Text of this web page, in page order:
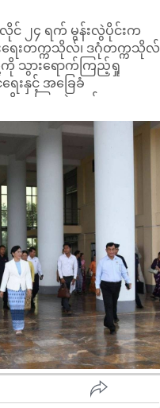
င် ၂၄ ရက် မွန်းလွဲပိုင်းက
ရေးတက္ကသိုလ်၊ ဒဂုံတက္ကသိုလ်
သွားရောက်ကြည့်ရှု
းနှင့် အခြေခံ
မှာကြားခဲ့သည်။
သား၊ ကျောင်းသူများ၏
အနားယူနိုင်ရေးအတွက်
နှင့် တက္ကသိုလ်
ည့်ရှုစစ်ဆေးပြီး
အသွေးပြည့်မီစွာ
ရွက်ရန် မှာကြားခဲ့သည်။
းသား၊ ကျောင်းသူများ၏
ရေးကို အထောက်အကူပြု
ောင်ရန်နှင့် အားကစား၊
ျားကို လိုအပ်ချက်နှင့်အညီ
း မှာကြားခဲ့သည်။
လုံးကွင်း ပြန်လည်မွမ်းမံ
ရေစီးရေလာကောင်းမွန်
ြီး တက္ကသိုလ်ဥပဓိရုပ်
သာယာလှပရေးနှင့် ဘောလုံး
အရည်အသွေးပြည့်မီစွာ
ကျောင်းသား၊ ကျောင်းသူ